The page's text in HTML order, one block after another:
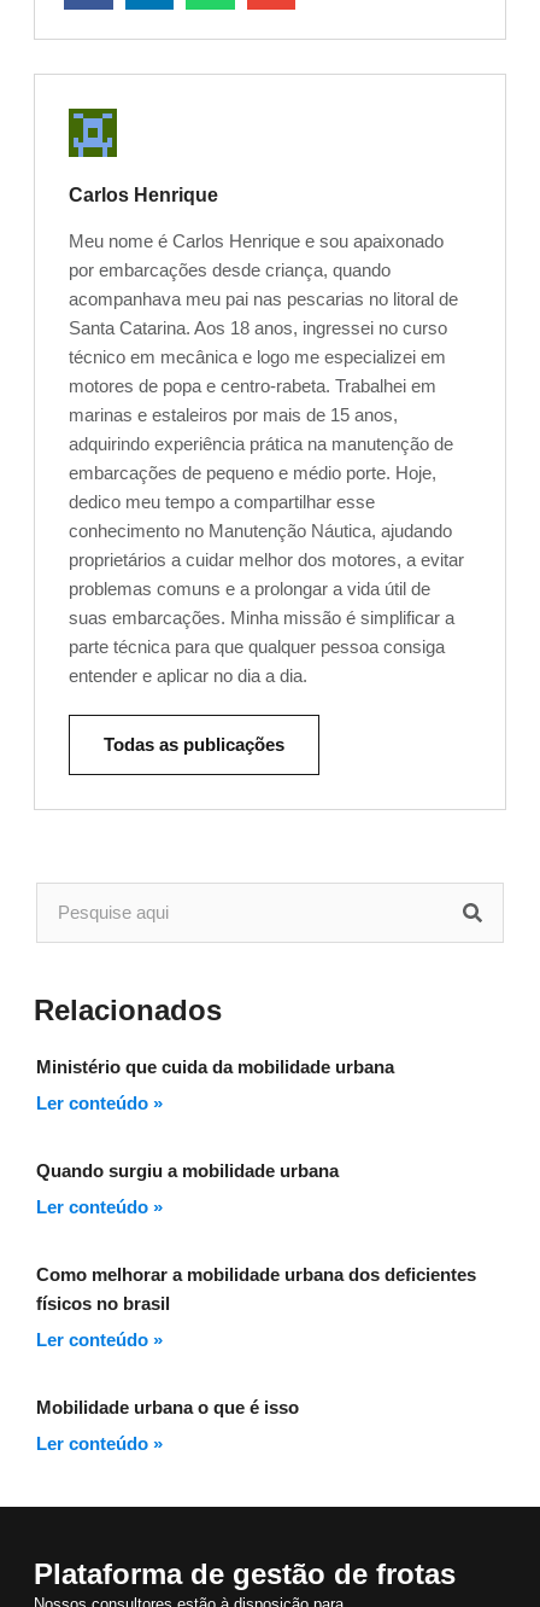
Carlos Henrique
Meu nome é Carlos Henrique e sou apaixonado
por embarcações desde criança, quando
acompanhava meu pai nas pescarias no litoral de
Santa Catarina. Aos 18 anos, ingressei no curso
técnico em mecânica e logo me especializei em
motores de popa e centro-rabeta. Trabalhei em
marinas e estaleiros por mais de 15 anos,
adquirindo experiência prática na manutenção de
embarcações de pequeno e médio porte. Hoje,
dedico meu tempo a compartilhar esse
conhecimento no Manutenção Náutica, ajudando
proprietários a cuidar melhor dos motores, a evitar
problemas comuns e a prolongar a vida útil de
suas embarcações. Minha missão é simplificar a
parte técnica para que qualquer pessoa consiga
entender e aplicar no dia a dia.
Todas as publicações
Relacionados
Ministério que cuida da mobilidade urbana
Ler conteúdo »
Quando surgiu a mobilidade urbana
Ler conteúdo »
Como melhorar a mobilidade urbana dos deficientes
físicos no brasil
Ler conteúdo »
Mobilidade urbana o que é isso
Ler conteúdo »
Plataforma de gestão de frotas